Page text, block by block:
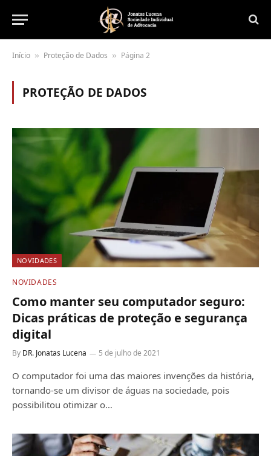
Início » Proteção de Dados » Página 2
PROTEÇÃO DE DADOS
NOVIDADES
NOVIDADES
Como manter seu computador seguro:
Dicas práticas de proteção e segurança
digital
By DR. Jonatas Lucena 5 de julho de 2021
O computador foi uma das maiores invenções da história,
tornando-se um divisor de águas na sociedade, pois
possibilitou otimizar o…